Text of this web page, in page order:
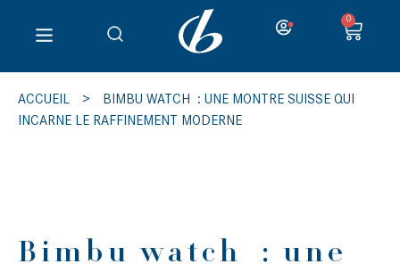
0
ACCUEIL >
BIMBU WATCH : UNE MONTRE SUISSE QUI
INCARNE LE RAFFINEMENT MODERNE
Bimbu watch : une